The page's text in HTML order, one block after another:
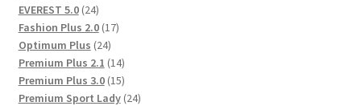
Produkte
EVEREST 5.0 2424
Produkte
Fashion Plus 2.0 1717
Optimum Plus 2424
Produkte
Premium Plus 2.1 1414
Produkte
Premium Plus 3.0 1515
Produkte
Premium Sport Lady 2424